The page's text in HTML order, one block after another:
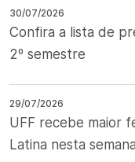
30/07/2026
Confira a lista de
2º semestre
29/07/2026
UFF recebe maior
Latina nesta semana